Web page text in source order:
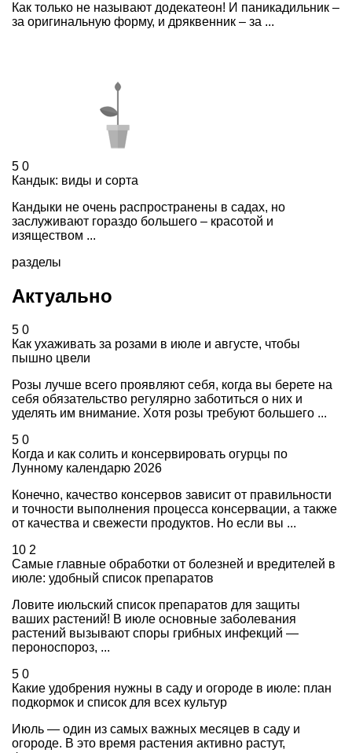
Как только не называют додекатеон! И паникадильник –
за оригинальную форму, и дряквенник – за ...
5 0
Кандык: виды и сорта
Кандыки не очень распространены в садах, но
заслуживают гораздо большего – красотой и
изяществом ...
разделы
Актуально
5 0
Как ухаживать за розами в июле и августе, чтобы
пышно цвели
Розы лучше всего проявляют себя, когда вы берете на
себя обязательство регулярно заботиться о них и
уделять им внимание. Хотя розы требуют большего ...
5 0
Когда и как солить и консервировать огурцы по
Лунному календарю 2026
Конечно, качество консервов зависит от правильности
и точности выполнения процесса консервации, а также
от качества и свежести продуктов. Но если вы ...
10 2
Самые главные обработки от болезней и вредителей в
июле: удобный список препаратов
Ловите июльский список препаратов для защиты
ваших растений! В июле основные заболевания
растений вызывают споры грибных инфекций —
пероноспороз, ...
5 0
Какие удобрения нужны в саду и огороде в июле: план
подкормок и список для всех культур
Июль — один из самых важных месяцев в саду и
огороде. В это время растения активно растут,